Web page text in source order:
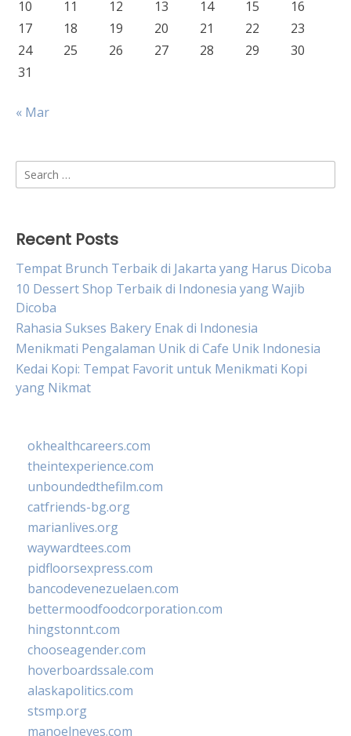
10 11 12 13 14 15
16
17
18 19 20 21 22
23
24
25 26 27 28 29
30
31
« Mar
Search
for:
Recent Posts
Tempat Brunch Terbaik di Jakarta yang Harus Dicoba
10 Dessert Shop Terbaik di Indonesia yang Wajib
Dicoba
Rahasia Sukses Bakery Enak di Indonesia
Menikmati Pengalaman Unik di Cafe Unik Indonesia
Kedai Kopi: Tempat Favorit untuk Menikmati Kopi
yang Nikmat
okhealthcareers.com
theintexperience.com
unboundedthefilm.com
catfriends-bg.org
marianlives.org
waywardtees.com
pidfloorsexpress.com
bancodevenezuelaen.com
bettermoodfoodcorporation.com
hingstonnt.com
chooseagender.com
hoverboardssale.com
alaskapolitics.com
stsmp.org
manoelneves.com